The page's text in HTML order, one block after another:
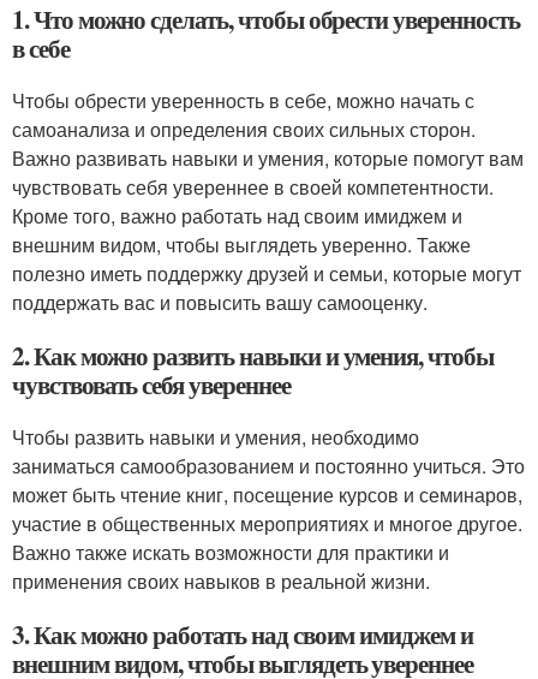
1. Что можно сделать, чтобы обрести уверенность
в себе
Чтобы обрести уверенность в себе, можно начать с
самоанализа и определения своих сильных сторон.
Важно развивать навыки и умения, которые помогут вам
чувствовать себя увереннее в своей компетентности.
Кроме того, важно работать над своим имиджем и
внешним видом, чтобы выглядеть уверенно. Также
полезно иметь поддержку друзей и семьи, которые могут
поддержать вас и повысить вашу самооценку.
2. Как можно развить навыки и умения, чтобы
чувствовать себя увереннее
Чтобы развить навыки и умения, необходимо
заниматься самообразованием и постоянно учиться. Это
может быть чтение книг, посещение курсов и семинаров,
участие в общественных мероприятиях и многое другое.
Важно также искать возможности для практики и
применения своих навыков в реальной жизни.
3. Как можно работать над своим имиджем и
внешним видом, чтобы выглядеть увереннее